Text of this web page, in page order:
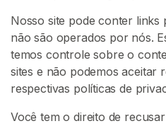
Nosso site pode conter links
não são operados por nós.
temos controle sobre o
sites e não podemos aceitar
respectivas políticas de
Você tem o direito de
i
o
P
o